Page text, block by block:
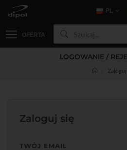
PL
OFERTA
LOGOWANIE /
Zaloguj
Zaloguj się
TWÓJ EMAIL